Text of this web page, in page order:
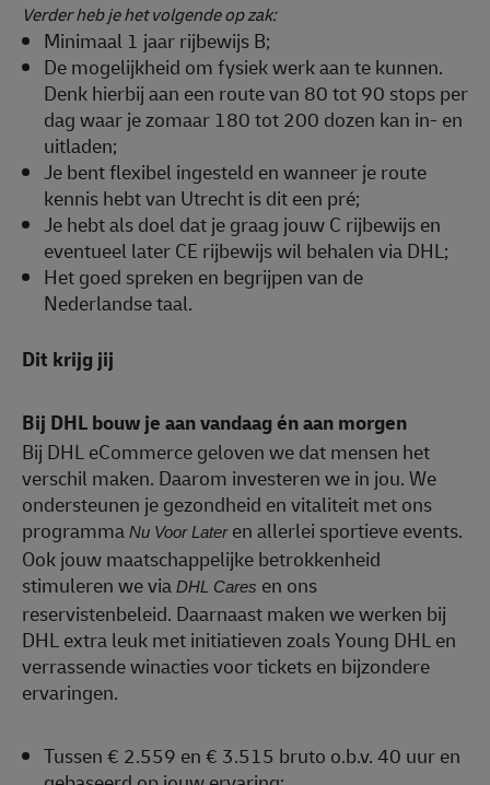
Verder heb je het volgende op zak:
Minimaal 1 jaar rijbewijs B;
De mogelijkheid om fysiek werk aan te kunnen.
Denk hierbij aan een route van 80 tot 90 stops per
dag waar je zomaar 180 tot 200 dozen kan in- en
uitladen;
Je bent flexibel ingesteld en wanneer je route
kennis hebt van Utrecht is dit een pré;
Je hebt als doel dat je graag jouw C rijbewijs en
eventueel later CE rijbewijs wil behalen via DHL;
Het goed spreken en begrijpen van de
Nederlandse taal.
Dit krijg jij
Bij DHL bouw je aan vandaag én aan morgen
Bij DHL eCommerce geloven we dat mensen het
verschil maken. Daarom investeren we in jou. We
ondersteunen je gezondheid en vitaliteit met ons
programma Nu Voor Lateren allerlei sportieve events.
Ook jouw maatschappelijke betrokkenheid
stimuleren we via DHL Cares en ons
reservistenbeleid. Daarnaast maken we werken bij
DHL extra leuk met initiatieven zoals Young DHL en
verrassende winacties voor tickets en bijzondere
ervaringen.
Tussen € 2.559 en € 3.515 bruto o.b.v. 40 uur en